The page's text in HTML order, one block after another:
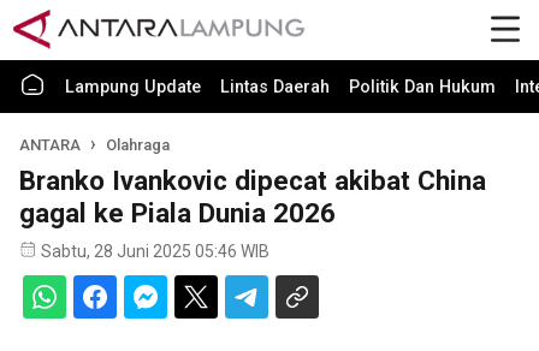
Lampung Update Lintas Daerah Politik Dan Hukum
ANTARA Olahraga
Branko Ivankovic dipecat akibat China
gagal ke Piala Dunia 2026
Sabtu, 28 Juni 2025 05:46 WIB